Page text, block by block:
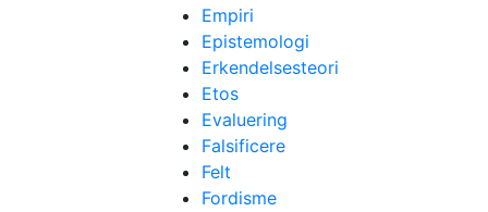
Empiri
Epistemologi
Erkendelsesteori
Etos
Evaluering
Falsificere
Felt
Fordisme